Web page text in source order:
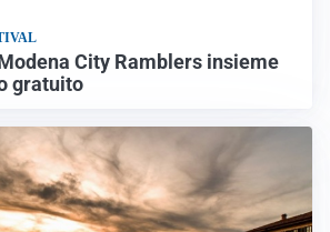
City Ramblers insieme
gratuito